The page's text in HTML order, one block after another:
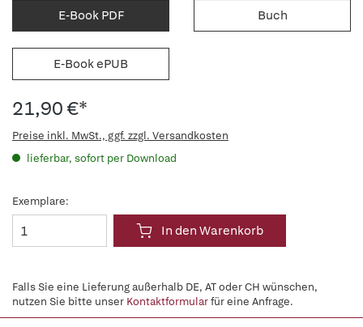
E-Book PDF Buch
E-Book ePUB
21,90 €*
Preise inkl. MwSt., ggf. zzgl. Versandkosten
lieferbar, sofort per Download
Exemplare:
In den Warenkorb
Falls Sie eine Lieferung außerhalb DE, AT oder CH wünschen,
nutzen Sie bitte unser Kontaktformularfür eine Anfrage.